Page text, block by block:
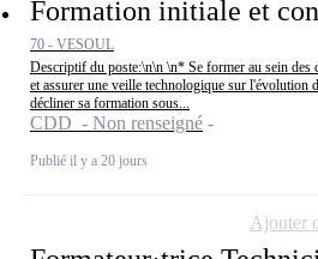
Formation initiale et
70 - VESOUL
Descriptif du poste:\n\n \n* Se former au sein des
et assurer une veille technologique sur l'évolution
décliner sa formation sous...
CDD - Non renseigné
Publié il y a 20 jours
Ajouter